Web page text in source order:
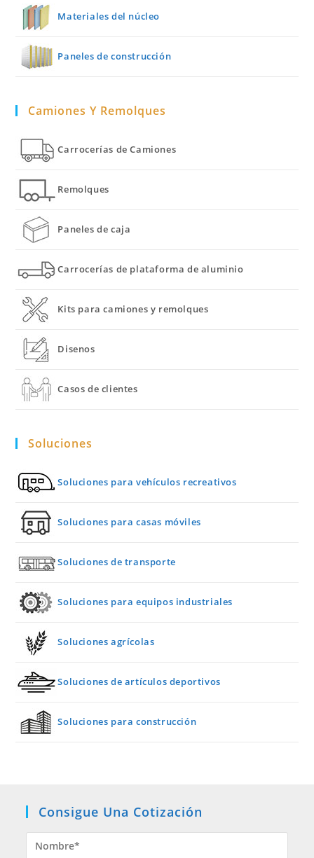
Materiales del núcleo
Paneles de construcción
Camiones Y Remolques
Carrocerías de Camiones
Remolques
Paneles de caja
Carrocerías de plataforma de aluminio
Kits para camiones y remolques
Disenos
Casos de clientes
Soluciones
Soluciones para vehículos recreativos
Soluciones para casas móviles
Soluciones de transporte
Soluciones para equipos industriales
Soluciones agrícolas
Soluciones de artículos deportivos
Soluciones para construcción
Consigue Una Cotización